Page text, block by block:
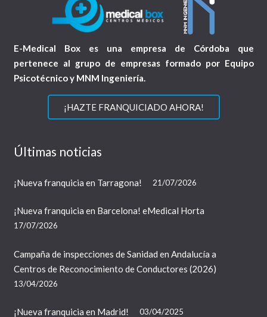
E-Medical Box es una empresa de Córdoba que
pertenece al grupo de empresas formado por Equipo
Psicotécnico y MNM Ingeniería.
¡HAZTE FRANQUICIADO AHORA!
Últimas noticias
¡Nueva franquicia en Tarragona! 21/07/2026
¡Nueva franquicia en Barcelona! eMedical Horta
17/07/2026
Campaña de inspecciones de Sanidad en Andalucía a
Centros de Reconocimiento de Conductores (2026)
13/04/2026
¡Nueva franquicia en Madrid! 03/04/2025